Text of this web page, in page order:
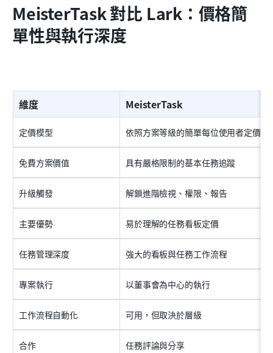
MeisterTask 對比 Lark：價格簡
單性與執行深度
維度 MeisterTask
定價模型 依照方案等級的簡單每位使用者定價
免費方案價值 具有嚴格限制的基本任務追蹤
升級觸發 解鎖進階檢視、權限、報告
主要優勢 易於理解的任務看板定價
任務管理深度 強大的看板與任務工作流程
專案執行 以董事會為中心的執行
工作流程自動化 可用，但取決於層級
合作 任務評論與分享